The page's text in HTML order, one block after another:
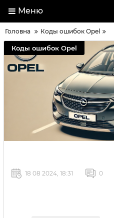
Меню
Головна Коды ошибок Opel
Коды ошибок Opel
18 08 2024, 18:31 0